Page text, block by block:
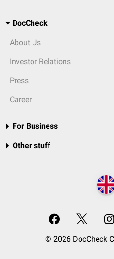
DocCheck
About Us
Investor Relations
Press
Career
For Business
Other stuff
© 2026 DocCheck